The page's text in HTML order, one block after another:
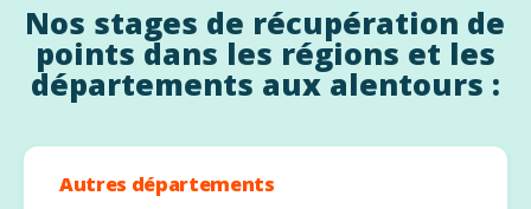
Nos stages de récupération de
points dans les régions et les
départements aux alentours :
Autres départements